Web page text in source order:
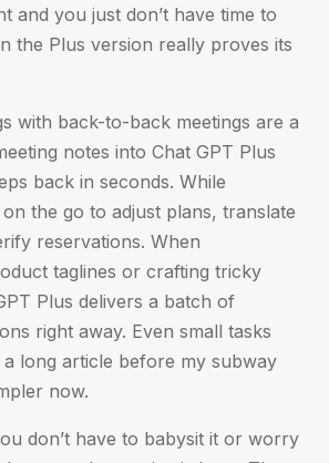
and you just don’t have time to
the Plus version really proves its
with back-to-back meetings are a
notes into Chat GPT Plus
back in seconds. While
the go to adjust plans, translate
reservations. When
taglines or crafting tricky
Plus delivers a batch of
right away. Even small tasks
a long article before my subway
now.
don’t have to babysit it or worry